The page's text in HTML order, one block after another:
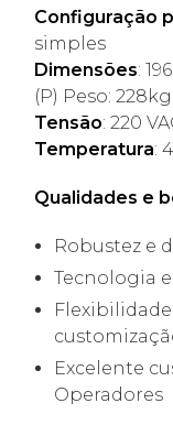
Configuração
simples
Dimensões:
(P) Peso: 228kg
Tensão: 220
Temperatura:
Qualidades e
Robustez e
Tecnologia
Excelente
Operadores